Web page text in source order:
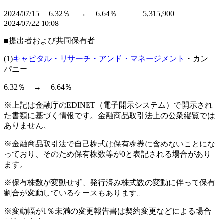
2024/07/15 6.32％ → 6.64％ 5,315,900
2024/07/22 10:08
■提出者および共同保有者
(1)キャピタル・リサーチ・アンド・マネージメント
・カン
パニー
6.32％ → 6.64％
※上記は金融庁のEDINET（電子開示システム）で開示され
た書類に基づく情報です。金融商品取引法上の公衆縦覧では
ありません。
※金融商品取引法で自己株式は保有株券に含めないことにな
っており、そのため保有株数等が0と表記される場合があり
ます。
※保有株数が変動せず、発行済み株式数の変動に伴って保有
割合が変動しているケースもあります。
※変動幅が1％未満の変更報告書は契約変更などによる場合